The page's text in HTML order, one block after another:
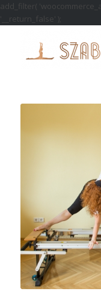
add_filter(
'__return_false' );